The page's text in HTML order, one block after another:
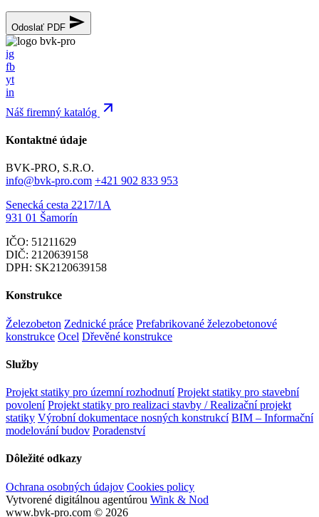
Odoslať PDF
ig
fb
yt
in
Náš firemný katalóg
Kontaktné údaje
BVK-PRO, S.R.O.
info@bvk-pro.com +421 902 833 953
Senecká cesta 2217/1A
931 01 Šamorín
IČO: 51211629
DIČ: 2120639158
DPH: SK2120639158
Konstrukce
Železobeton Zednické práce Prefabrikované železobetonové
konstrukce Ocel Dřevěné konstrukce
Služby
Projekt statiky pro územní rozhodnutí Projekt statiky pro stavební
povolení Projekt statiky pro realizaci stavby / Realizační projekt
statiky Výrobní dokumentace nosných konstrukcí BIM – Informační
modelování budov Poradenství
Dôležité odkazy
Ochrana osobných údajov Cookies policy
Vytvorené digitálnou agentúrou Wink & Nod
www.bvk-pro.com © 2026